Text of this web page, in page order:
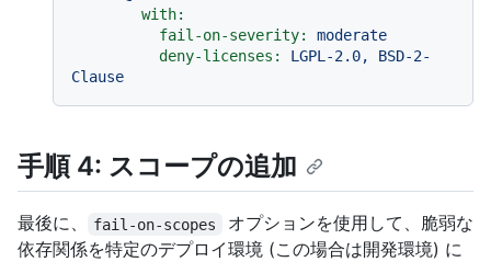
with:
fail-on-severity:
moderate
deny-licenses:
LGPL-2.0,
BSD-2-
Clause
手順 4: スコープの追加
最後に、 fail-on-scopes
オプションを使用して、脆弱な
依存関係を特定のデプロイ環境 (この場合は開発環境) に